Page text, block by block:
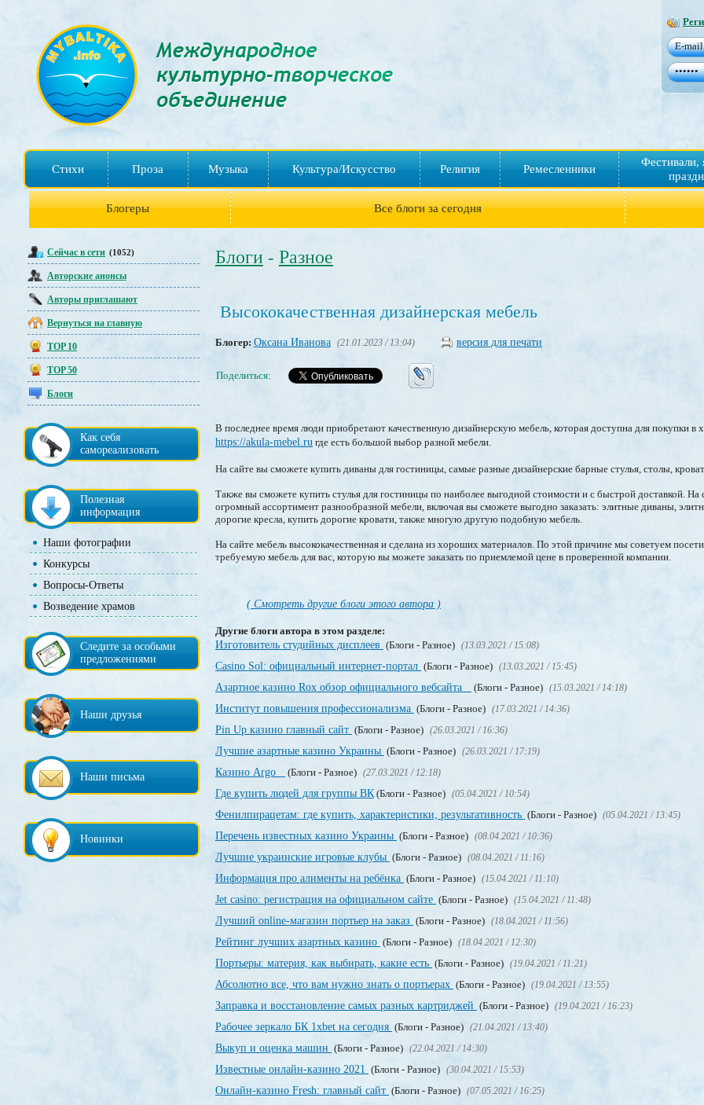
Стихи Проза Музыка Культура/Искусство Религия Ремесленники
Фестивали,
Блогеры Все блоги за сегодня
Сейчас в сети (1052)
Авторские анонсы
Авторы приглашают
Вернуться на главную
TOP 10
TOP 50
Блоги
Как себя
самореализовать
Полезная
информация
Наши фотографии
Конкурсы
Вопросы-Ответы
Возведение храмов
Следите за особыми
предложениями
Наши друзья
Наши письма
Новинки
Блоги - Разное
Высококачественная дизайнерская мебель
Блогер: Оксана Иванова (21.01.2023 / 13:04) версия для печати
Поделиться:
В последнее время люди приобретают качественную дизайнерскую мебель, которая доступна для покупки в
https://akula-mebel.ru где есть большой выбор разной мебели.
На сайте вы сможете купить диваны для гостиницы, самые разные дизайнерские барные стулья, столы,
Также вы сможете купить стулья для гостиницы по наиболее выгодной стоимости и с быстрой доставкой. На
огромный ассортимент разнообразной мебели, включая вы сможете выгодно заказать: элитные диваны,
дорогие кресла, купить дорогие кровати, также многую другую подобную мебель.
На сайте мебель высококачественная и сделана из хороших материалов. По этой причине мы советуем
требуемую мебель для вас, которую вы можете заказать по приемлемой цене в проверенной компании.
( Смотреть другие блоги этого автора )
Другие блоги автора в этом разделе:
Изготовитель студийных дисплеев (Блоги - Разное) (13.03.2021 / 15:08)
Casino Sol: официальный интернет-портал (Блоги - Разное) (13.03.2021 / 15:45)
Азартное казино Rox обзор официального вебсайта (Блоги - Разное) (15.03.2021 / 14:18)
Институт повышения профессионализма (Блоги - Разное) (17.03.2021 / 14:36)
Pin Up казино главный сайт (Блоги - Разное) (26.03.2021 / 16:36)
Лучшие азартные казино Украины (Блоги - Разное) (26.03.2021 / 17:19)
Казино Argo (Блоги - Разное) (27.03.2021 / 12:18)
Где купить людей для группы ВК(Блоги - Разное) (05.04.2021 / 10:54)
Фенилпирацетам: где купить, характеристики, результативность (Блоги - Разное) (05.04.2021 / 13:45)
Перечень известных казино Украины (Блоги - Разное) (08.04.2021 / 10:36)
Лучшие украинские игровые клубы (Блоги - Разное) (08.04.2021 / 11:16)
Информация про алименты на ребёнка (Блоги - Разное) (15.04.2021 / 11:10)
Jet casino: регистрация на официальном сайте (Блоги - Разное) (15.04.2021 / 11:48)
Лучший online-магазин портьер на заказ (Блоги - Разное) (18.04.2021 / 11:56)
Рейтинг лучших азартных казино (Блоги - Разное) (18.04.2021 / 12:30)
Портьеры: материя, как выбирать, какие есть (Блоги - Разное) (19.04.2021 / 11:21)
Абсолютно все, что вам нужно знать о портьерах (Блоги - Разное) (19.04.2021 / 13:55)
Заправка и восстановление самых разных картриджей (Блоги - Разное) (19.04.2021 / 16:23)
Рабочее зеркало БК 1xbet на сегодня (Блоги - Разное) (21.04.2021 / 13:40)
Выкуп и оценка машин (Блоги - Разное) (22.04.2021 / 14:30)
Известные онлайн-казино 2021 (Блоги - Разное) (30.04.2021 / 15:53)
Онлайн-казино Fresh: главный сайт (Блоги - Разное) (07.05.2021 / 16:25)